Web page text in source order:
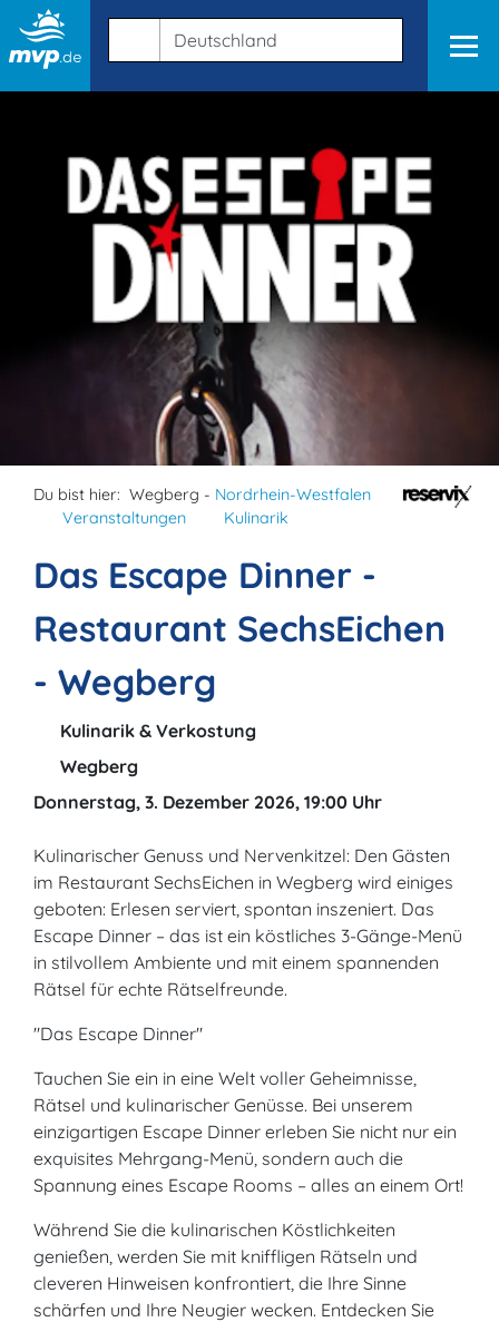
Du bist hier: Wegberg - Nordrhein-Westfalen
Veranstaltungen
Kulinarik
Das Escape Dinner -
Restaurant SechsEichen
- Wegberg
Kulinarik & Verkostung
Wegberg
Donnerstag, 3. Dezember 2026, 19:00 Uhr
Kulinarischer Genuss und Nervenkitzel: Den Gästen
im Restaurant SechsEichen in Wegberg wird einiges
geboten: Erlesen serviert, spontan inszeniert. Das
Escape Dinner – das ist ein köstliches 3-Gänge-Menü
in stilvollem Ambiente und mit einem spannenden
Rätsel für echte Rätselfreunde.
"Das Escape Dinner"
Tauchen Sie ein in eine Welt voller Geheimnisse,
Rätsel und kulinarischer Genüsse. Bei unserem
einzigartigen Escape Dinner erleben Sie nicht nur ein
exquisites Mehrgang-Menü, sondern auch die
Spannung eines Escape Rooms – alles an einem Ort!
Während Sie die kulinarischen Köstlichkeiten
genießen, werden Sie mit kniffligen Rätseln und
cleveren Hinweisen konfrontiert, die Ihre Sinne
schärfen und Ihre Neugier wecken. Entdecken Sie